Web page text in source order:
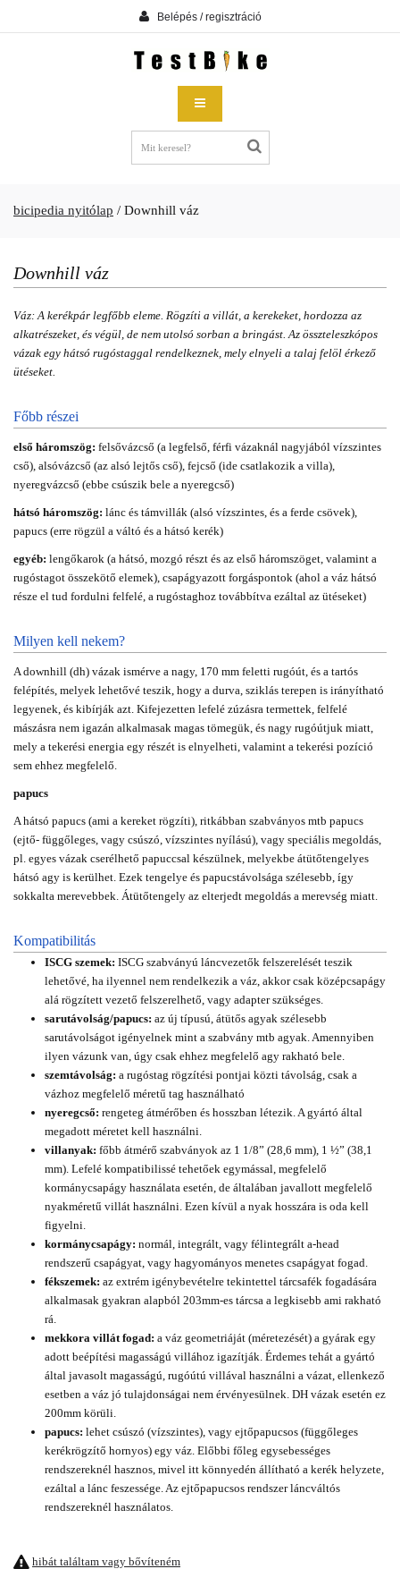
Belépés / regisztráció
bicipedia nyitólap / Downhill váz
Downhill váz
Váz: A kerékpár legfőbb eleme. Rögzíti a villát, a kerekeket, hordozza az
alkatrészeket, és végül, de nem utolsó sorban a bringást. Az összteleszkópos
vázak egy hátsó rugóstaggal rendelkeznek, mely elnyeli a talaj felöl érkező
ütéseket.
Főbb részei
első háromszög: felsővázcső (a legfelső, férfi vázaknál nagyjából vízszintes
cső), alsóvázcső (az alsó lejtős cső), fejcső (ide csatlakozik a villa),
nyeregvázcső (ebbe csúszik bele a nyeregcső)
hátsó háromszög: lánc és támvillák (alsó vízszintes, és a ferde csövek),
papucs (erre rögzül a váltó és a hátsó kerék)
egyéb: lengőkarok (a hátsó, mozgó részt és az első háromszöget, valamint a
rugóstagot összekötő elemek), csapágyazott forgáspontok (ahol a váz hátsó
része el tud fordulni felfelé, a rugóstaghoz továbbítva ezáltal az ütéseket)
Milyen kell nekem?
A downhill (dh) vázak ismérve a nagy, 170 mm feletti rugóút, és a tartós
felépítés, melyek lehetővé teszik, hogy a durva, sziklás terepen is irányítható
legyenek, és kibírják azt. Kifejezetten lefelé zúzásra termettek, felfelé
mászásra nem igazán alkalmasak magas tömegük, és nagy rugóútjuk miatt,
mely a tekerési energia egy részét is elnyelheti, valamint a tekerési pozíció
sem ehhez megfelelő.
papucs
A hátsó papucs (ami a kereket rögzíti), ritkábban szabványos mtb papucs
(ejtő- függőleges, vagy csúszó, vízszintes nyílású), vagy speciális megoldás,
pl. egyes vázak cserélhető papuccsal készülnek, melyekbe átütőtengelyes
hátsó agy is kerülhet. Ezek tengelye és papucstávolsága szélesebb, így
sokkalta merevebbek. Átütőtengely az elterjedt megoldás a merevség miatt.
Kompatibilitás
ISCG szemek: ISCG szabványú láncvezetők felszerelését teszik
lehetővé, ha ilyennel nem rendelkezik a váz, akkor csak középcsapágy
alá rögzített vezető felszerelhető, vagy adapter szükséges.
sarutávolság/papucs: az új típusú, átütős agyak szélesebb
sarutávolságot igényelnek mint a szabvány mtb agyak. Amennyiben
ilyen vázunk van, úgy csak ehhez megfelelő agy rakható bele.
szemtávolság: a rugóstag rögzítési pontjai közti távolság, csak a
vázhoz megfelelő méretű tag használható
nyeregcső: rengeteg átmérőben és hosszban létezik. A gyártó által
megadott méretet kell használni.
villanyak: főbb átmérő szabványok az 1 1/8” (28,6 mm), 1 ½” (38,1
mm). Lefelé kompatibilissé tehetőek egymással, megfelelő
kormánycsapágy használata esetén, de általában javallott megfelelő
nyakméretű villát használni. Ezen kívül a nyak hosszára is oda kell
figyelni.
kormánycsapágy: normál, integrált, vagy félintegrált a-head
rendszerű csapágyat, vagy hagyományos menetes csapágyat fogad.
fékszemek: az extrém igénybevételre tekintettel tárcsafék fogadására
alkalmasak gyakran alapból 203mm-es tárcsa a legkisebb ami rakható
rá.
mekkora villát fogad: a váz geometriáját (méretezését) a gyárak egy
adott beépítési magasságú villához igazítják. Érdemes tehát a gyártó
által javasolt magasságú, rugóútú villával használni a vázat, ellenkező
esetben a váz jó tulajdonságai nem érvényesülnek. DH vázak esetén ez
200mm körüli.
papucs: lehet csúszó (vízszintes), vagy ejtőpapucsos (függőleges
kerékrögzítő hornyos) egy váz. Előbbi főleg egysebességes
rendszereknél hasznos, mivel itt könnyedén állítható a kerék helyzete,
ezáltal a lánc feszessége. Az ejtőpapucsos rendszer láncváltós
rendszereknél használatos.
hibát találtam vagy bővíteném